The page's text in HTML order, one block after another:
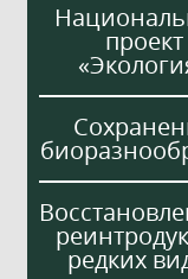
проект
редких